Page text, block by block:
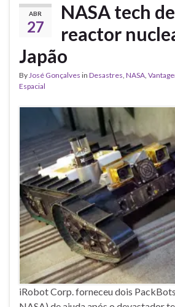
ABR
27
NASA tech
reactor
Japão
ByJosé Gonçalves in Desastres, NASA,
Espacial
iRobot Corp. forneceu dois